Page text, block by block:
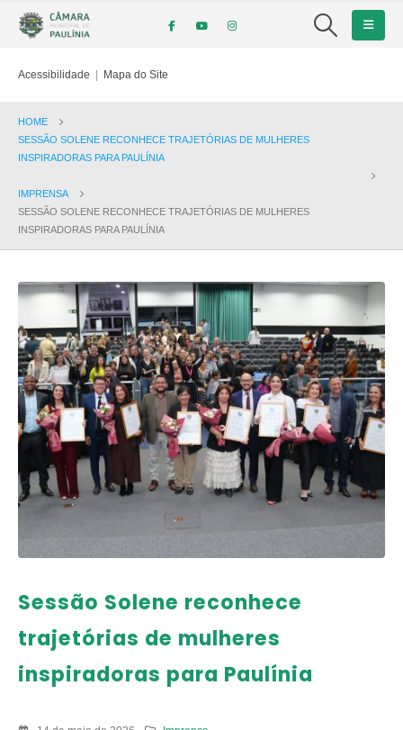
Acessibilidade | Mapa do Site
HOME
SESSÃO SOLENE RECONHECE TRAJETÓRIAS DE MULHERES
INSPIRADORAS PARA PAULÍNIA
IMPRENSA
SESSÃO SOLENE RECONHECE TRAJETÓRIAS DE MULHERES
INSPIRADORAS PARA PAULÍNIA
Sessão Solene reconhece
trajetórias de mulheres
inspiradoras para Paulínia